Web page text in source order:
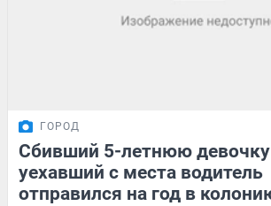
ГОРОД
Сбивший 5-летнюю
уехавший с места водитель
отправился на год в